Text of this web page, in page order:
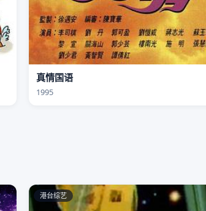
真情国语
1995
港台综艺